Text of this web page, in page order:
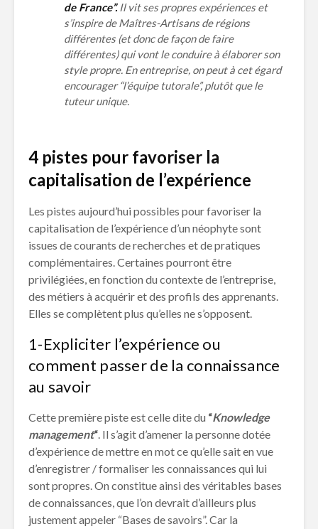
de France”.Il vit ses propres expériences et
s’inspire de Maîtres-Artisans de régions
différentes (et donc de façon de faire
différentes) qui vont le conduire à élaborer son
style propre. En entreprise, on peut à cet égard
encourager “l’équipe tutorale”, plutôt que le
tuteur unique.
4 pistes pour favoriser la
capitalisation de l’expérience
Les pistes aujourd’hui possibles pour favoriser la
capitalisation de l’expérience d’un néophyte sont
issues de courants de recherches et de pratiques
complémentaires. Certaines pourront être
privilégiées, en fonction du contexte de l’entreprise,
des métiers à acquérir et des profils des apprenants.
Elles se complètent plus qu’elles ne s’opposent.
1-Expliciter l’expérience ou
comment passer de la connaissance
au savoir
Cette première piste est celle dite du “Knowledge
management“. Il s’agit d’amener la personne dotée
d’expérience de mettre en mot ce qu’elle sait en vue
d’enregistrer / formaliser les connaissances qui lui
sont propres. On constitue ainsi des véritables bases
de connaissances, que l’on devrait d’ailleurs plus
justement appeler “Bases de savoirs”. Car la